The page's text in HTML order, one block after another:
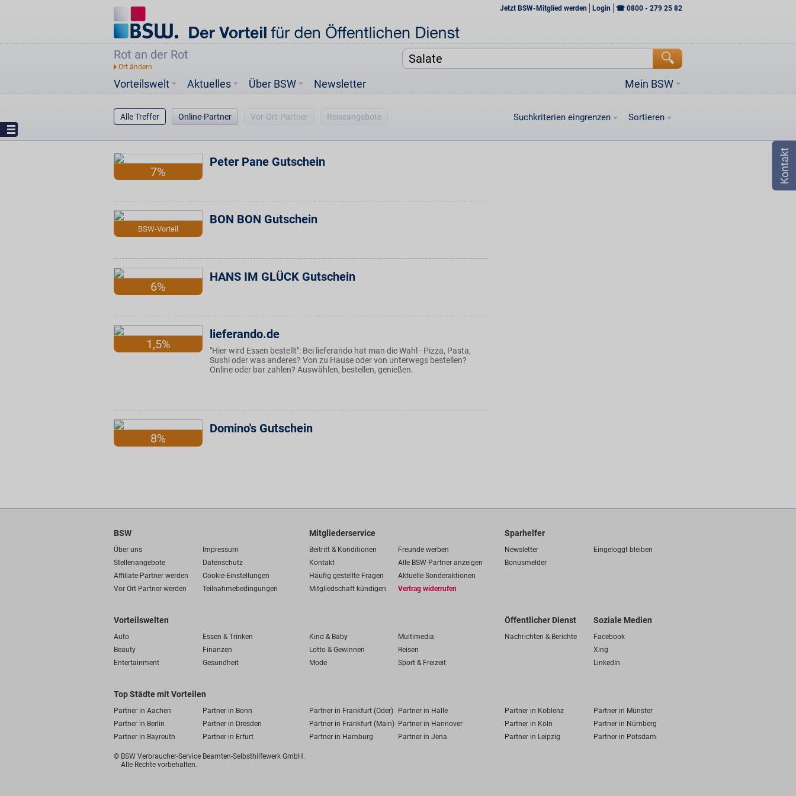
Jetzt BSW-Mitglied werden Login ☎ 0800 - 279 25 82
Rot an der Rot
Vorteilswelt Mein BSW
Aktuelles Über BSW Newsletter
Alle Treffer Online-Partner Vor-Ort-Partner Reiseangebote Suchkriterien eingrenzen Sortieren
7%
Peter Pane Gutschein
BSW-Vorteil
BON BON Gutschein
6%
HANS IM GLÜCK Gutschein
1,5%
lieferando.de
"Hier wird Essen bestellt": Bei lieferando hat man die Wahl - Pizza, Pasta,
Sushi oder was anderes? Von zu Hause oder von unterwegs bestellen?
Online oder bar zahlen? Auswählen, bestellen, genießen.
8%
Domino's Gutschein
BSW
Über uns
Impressum
Stellenangebote
Datenschutz
Affiliate-Partner werden
Cookie-Einstellungen
Vor Ort Partner werden
Teilnahmebedingungen
Mitgliederservice
Beitritt & Konditionen
Freunde werben
Kontakt
Alle BSW-Partner anzeigen
Häufig gestellte Fragen
Aktuelle Sonderaktionen
Mitgliedschaft kündigen
Vertrag widerrufen
Sparhelfer
Newsletter
Eingeloggt bleiben
Bonusmelder
Vorteilswelten
Auto Essen & Trinken Kind & Baby
Multimedia
Beauty
Finanzen Lotto & Gewinnen
Reisen
Entertainment
Gesundheit Mode Sport & Freizeit
Öffentlicher Dienst
Nachrichten & Berichte
Soziale Medien
Facebook
Xing
LinkedIn
Top Städte mit Vorteilen
Partner in Aachen Partner in Bonn Partner in Frankfurt (Oder) Partner in Halle Partner in Koblenz
Partner in Münster
Partner in Berlin
Partner in Dresden Partner in Frankfurt (Main) Partner in Hannover Partner in Köln
Partner in Nürnberg
Partner in Bayreuth
Partner in Erfurt Partner in Hamburg Partner in Jena Partner in Leipzig Partner in Potsdam
© BSW Verbraucher-Service Beamten-Selbsthilfewerk GmbH.
Alle Rechte vorbehalten.